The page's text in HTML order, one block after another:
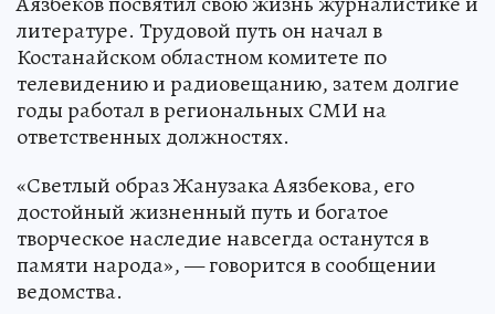
литературе. Трудовой путь он начал в
Костанайском областном комитете по
телевидению и радиовещанию, затем долгие
годы работал в региональных СМИ на
ответственных должностях.
«Светлый образ Жанузака Аязбекова, его
достойный жизненный путь и богатое
творческое наследие навсегда останутся в
памяти народа», — говорится в сообщении
ведомства.